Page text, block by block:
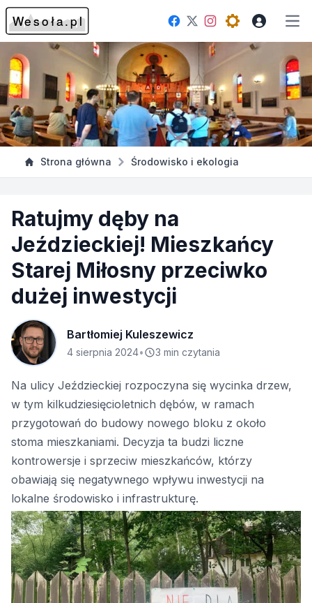
Facebook
TwitterInstagram
Open theme
Strona główna Środowisko i ekologia
Ratujmy dęby na
Jeździeckiej! Mieszkańcy
Starej Miłosny przeciwko
dużej inwestycji
Bartłomiej Kuleszewicz
4 sierpnia 2024• 3 min czytania
Na ulicy Jeździeckiej rozpoczyna się wycinka drzew,
w tym kilkudziesięcioletnich dębów, w ramach
przygotowań do budowy nowego bloku z około
stoma mieszkaniami. Decyzja ta budzi liczne
kontrowersje i sprzeciw mieszkańców, którzy
obawiają się negatywnego wpływu inwestycji na
lokalne środowisko i infrastrukturę.